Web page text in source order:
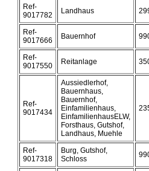
Ref-
9017782
Landhaus
Ref-
9017666
Bauernhof
Ref-
9017550
Reitanlage
Ref-
9017434
Aussiedlerhof,
Bauernhaus,
Bauernhof,
Einfamilienhaus,
EinfamilienhausELW,
Forsthaus, Gutshof,
Landhaus, Muehle
Ref-
9017318
Burg, Gutshof,
Schloss